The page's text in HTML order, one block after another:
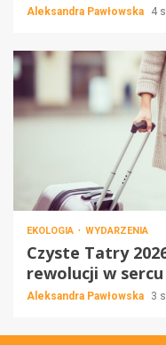
Aleksandra Pawłowska 4
EKOLOGIA WYDARZENIA
Czyste Tatry
rewolucji w
Aleksandra Pawłowska 3